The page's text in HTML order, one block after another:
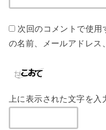
次回のコメントで使用
の名前、メールアドレス
上に表示された文字を入